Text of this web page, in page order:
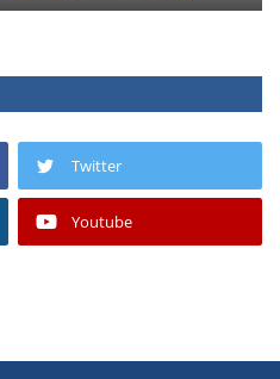
Twitter
Youtube